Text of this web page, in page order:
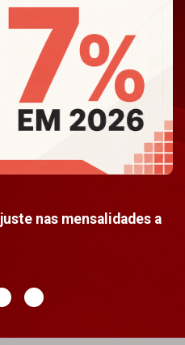
nas mensalidades a